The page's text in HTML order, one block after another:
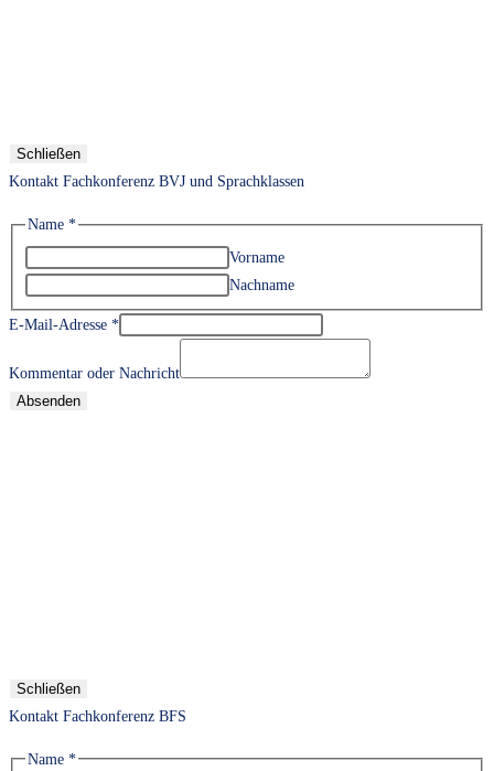
Schließen
Kontakt Fachkonferenz BVJ und Sprachklassen
Name *
Vorname
Nachname
E-Mail-Adresse *
Kommentar oder Nachricht
Absenden
Schließen
Kontakt Fachkonferenz BFS
Name *